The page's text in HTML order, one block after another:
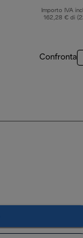
Importo IVA
162,28 € di
Confronta